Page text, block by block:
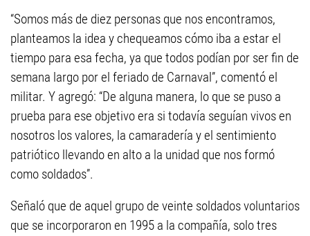
“Somos más de diez personas que nos encontramos,
planteamos la idea y chequeamos cómo iba a estar el
tiempo para esa fecha, ya que todos podían por ser fin de
semana largo por el feriado de Carnaval”, comentó el
militar. Y agregó: “De alguna manera, lo que se puso a
prueba para ese objetivo era si todavía seguían vivos en
nosotros los valores, la camaradería y el sentimiento
patriótico llevando en alto a la unidad que nos formó
como soldados”.
Señaló que de aquel grupo de veinte soldados voluntarios
que se incorporaron en 1995 a la compañía, solo tres